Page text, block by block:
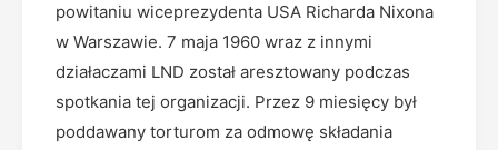
powitaniu wiceprezydenta USA Richarda Nixona
w Warszawie. 7 maja 1960 wraz z innymi
działaczami LND został aresztowany podczas
spotkania tej organizacji. Przez 9 miesięcy był
poddawany torturom za odmowę składania